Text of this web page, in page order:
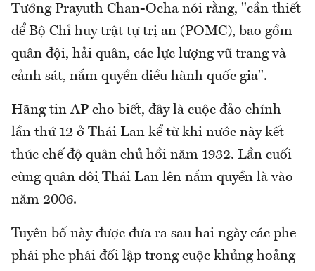
Tướng Prayuth Chan-Ocha nói rằng, "cần thiết
để Bộ Chỉ huy trật tự trị an (POMC), bao gồm
quân đội, hải quân, các lực lượng vũ trang và
cảnh sát, nắm quyền điều hành quốc gia".
Hãng tin AP cho biết, đây là cuộc đảo chính
lần thứ 12 ở Thái Lan kể từ khi nước này kết
thúc chế độ quân chủ hồi năm 1932. Lần cuối
cùng quân đội Thái Lan lên nắm quyền là vào
năm 2006.
Tuyên bố này được đưa ra sau hai ngày các phe
phái phe phái đối lập trong cuộc khủng hoảng